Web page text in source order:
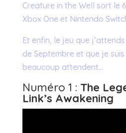
Creature in the Well sort le
Xbox One et Nintendo
Et enfin, le jeu que
de Septembre et que je
beaucoup attendent…
Numéro 1 : The
Link’s Awakening